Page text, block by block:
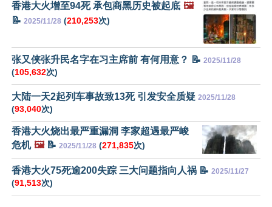
香港大火增至94死 承包商黑历史被起底 🖼️
📝 2025/11/28 (210,253次)
张又侠张升民名字在习主席前 有何用意？ 📝 2025/11/28
(105,632次)
大陆一天2起列车事故致13死 引发安全质疑 2025/11/28
(93,040次)
香港大火烧出最严重漏洞 李家超遇最严峻
危机 🖼️📝 2025/11/28 (271,835次)
香港大火75死逾200失踪 三大问题指向人祸 📝 2025/11/27
(91,513次)